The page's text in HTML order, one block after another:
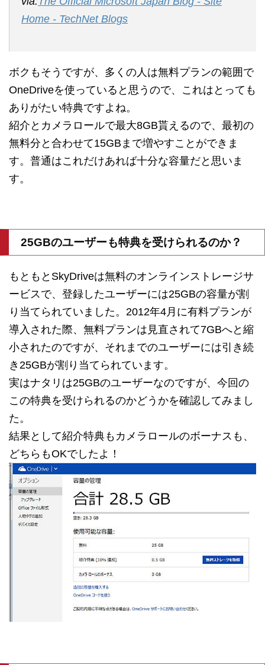
Home - TechNet Blogs
ボクもそうですが、多くの人は無料プランの範囲で
OneDriveを使っていると思うので、これはとっても
ありがたい特典ですよね。
紹介とカメラロールで最大8GB貰えるので、最初の
無料分と合わせて15GBまで増やすことができま
す。普通はこれだけあれば十分な容量だと思いま
す。
25GBのユーザーも特典を受けられるのか？
もともとSkyDriveは無料のオンラインストレージサ
ービスで、登録したユーザーには25GBの容量が割
り当てられていました。2012年4月に有料プランが
導入された際、無料プランは見直されて7GBへと縮
小されたのですが、それまでのユーザーには引き続
き25GBが割り当てられています。
実はナタリは25GBのユーザーなのですが、今回の
この特典を受けられるのかどうかを確認してみまし
た。
結果として紹介特典もカメラロールのボーナスも、
どちらもOKでしたよ！